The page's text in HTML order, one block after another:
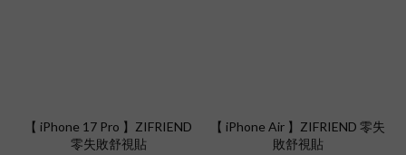
【 iPhone 17 Pro 】ZIFRIEND
零失敗舒視貼
【 iPhone Air 】ZIFRIEND 零失
敗舒視貼